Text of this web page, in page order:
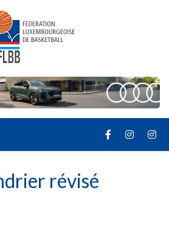
révisé